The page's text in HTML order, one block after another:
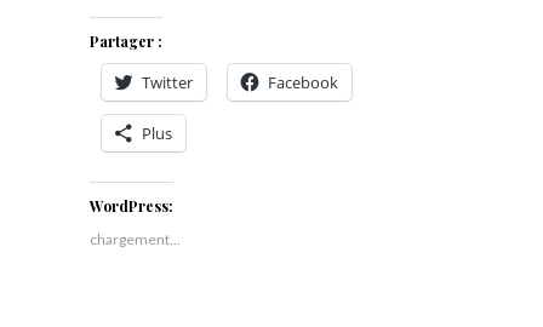
Partager :
Twitter Facebook
Plus
WordPress:
chargement…